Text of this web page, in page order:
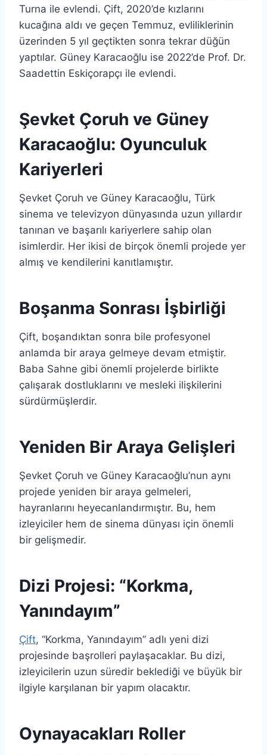
Turna ile evlendi. Çift, 2020’de kızlarını
kucağına aldı ve geçen Temmuz, evliliklerinin
üzerinden 5 yıl geçtikten sonra tekrar düğün
yaptılar. Güney Karacaoğlu ise 2022’de Prof. Dr.
Saadettin Eskiçorapçı ile evlendi.
Şevket Çoruh ve Güney
Karacaoğlu: Oyunculuk
Kariyerleri
Şevket Çoruh ve Güney Karacaoğlu, Türk
sinema ve televizyon dünyasında uzun yıllardır
tanınan ve başarılı kariyerlere sahip olan
isimlerdir. Her ikisi de birçok önemli projede yer
almış ve kendilerini kanıtlamıştır.
Boşanma Sonrası İşbirliği
Çift, boşandıktan sonra bile profesyonel
anlamda bir araya gelmeye devam etmiştir.
Baba Sahne gibi önemli projelerde birlikte
çalışarak dostluklarını ve mesleki ilişkilerini
sürdürmüşlerdir.
Yeniden Bir Araya Gelişleri
Şevket Çoruh ve Güney Karacaoğlu’nun aynı
projede yeniden bir araya gelmeleri,
hayranlarını heyecanlandırmıştır. Bu, hem
izleyiciler hem de sinema dünyası için önemli
bir gelişmedir.
Dizi Projesi: “Korkma,
Yanındayım”
Çift, “Korkma, Yanındayım” adlı yeni dizi
projesinde başrolleri paylaşacaklar. Bu dizi,
izleyicilerin uzun süredir beklediği ve büyük bir
ilgiyle karşılanan bir yapım olacaktır.
Oynayacakları Roller